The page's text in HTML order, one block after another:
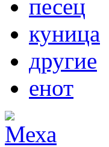
песец
куница
другие
енот